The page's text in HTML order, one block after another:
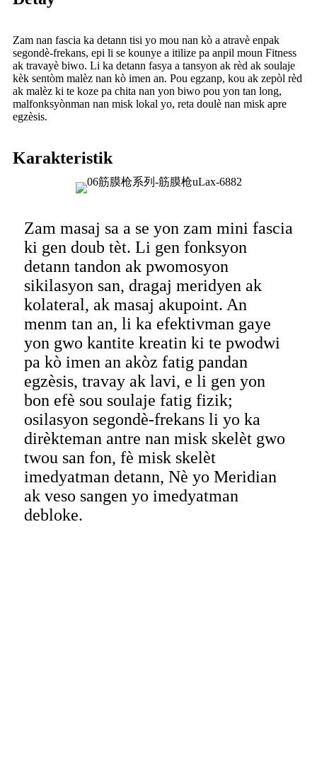
Zam nan fascia ka detann tisi yo mou nan kò a atravè enpak
segondè-frekans, epi li se kounye a itilize pa anpil moun Fitness
ak travayè biwo. Li ka detann fasya a tansyon ak rèd ak soulaje
kèk sentòm malèz nan kò imen an. Pou egzanp, kou ak zepòl rèd
ak malèz ki te koze pa chita nan yon biwo pou yon tan long,
malfonksyònman nan misk lokal yo, reta doulè nan misk apre
egzèsis.
Karakteristik
Zam masaj sa a se yon zam mini fascia
ki gen doub tèt. Li gen fonksyon
detann tandon ak pwomosyon
sikilasyon san, dragaj meridyen ak
kolateral, ak masaj akupoint. An
menm tan an, li ka efektivman gaye
yon gwo kantite kreatin ki te pwodwi
pa kò imen an akòz fatig pandan
egzèsis, travay ak lavi, e li gen yon
bon efè sou soulaje fatig fizik;
osilasyon segondè-frekans li yo ka
dirèkteman antre nan misk skelèt gwo
twou san fon, fè misk skelèt
imedyatman detann, Nè yo Meridian
ak veso sangen yo imedyatman
debloke.